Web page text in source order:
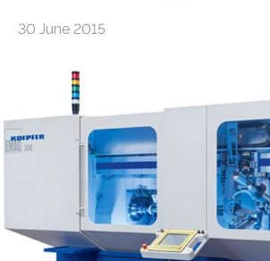
30 June 2015